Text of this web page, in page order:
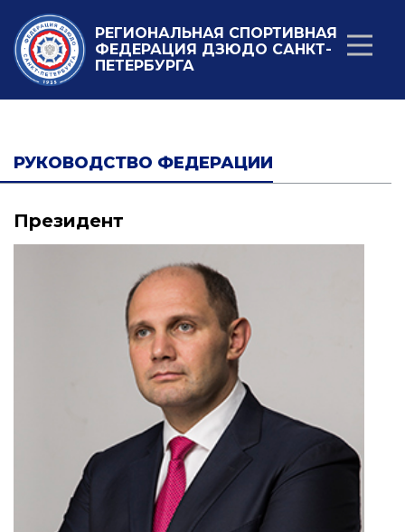
РЕГИОНАЛЬНАЯ СПОРТИВНАЯ
ФЕДЕРАЦИЯ ДЗЮДО САНКТ-
ПЕТЕРБУРГА
РУКОВОДСТВО ФЕДЕРАЦИИ
Президент